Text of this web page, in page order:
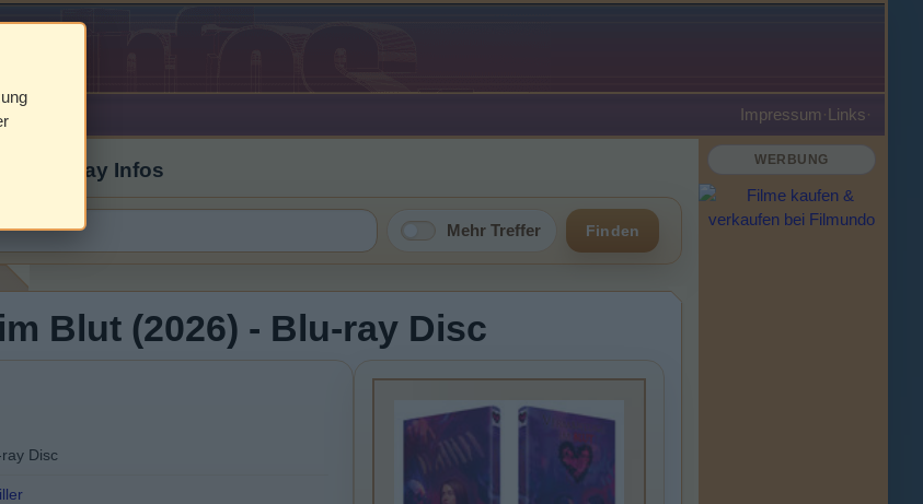
Impressum ·Links·
& Blu-ray Infos
Mehr Treffer Finden
Blut (2026) - Blu-ray Disc
Disc
WERBUNG